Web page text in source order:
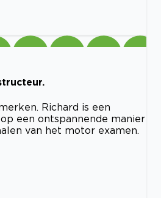
Richard is een
een ontspannende manier
van het motor examen.